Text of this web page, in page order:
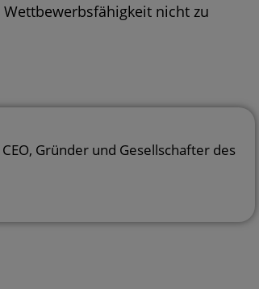
nicht zu
CEO, Gründer und Gesellschafter des